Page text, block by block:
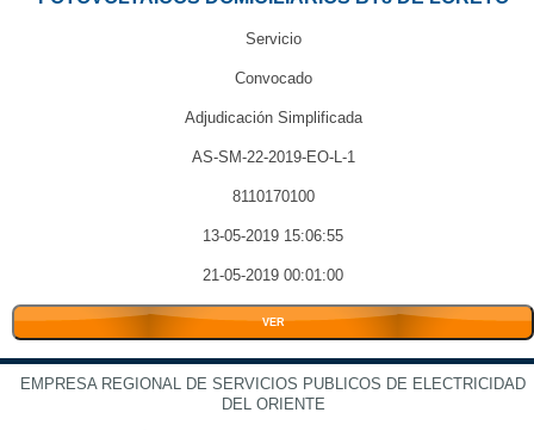
Servicio
Convocado
Adjudicación Simplificada
AS-SM-22-2019-EO-L-1
8110170100
13-05-2019 15:06:55
21-05-2019 00:01:00
VER
EMPRESA REGIONAL DE SERVICIOS PUBLICOS DE ELECTRICIDAD
DEL ORIENTE